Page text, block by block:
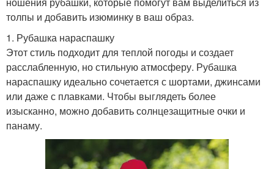
толпы и добавить изюминку в ваш образ.
1. Рубашка нараспашку
Этот стиль подходит для теплой погоды и создает
расслабленную, но стильную атмосферу. Рубашка
нараспашку идеально сочетается с шортами, джинсами
или даже с плавками. Чтобы выглядеть более
изысканно, можно добавить солнцезащитные очки и
панаму.